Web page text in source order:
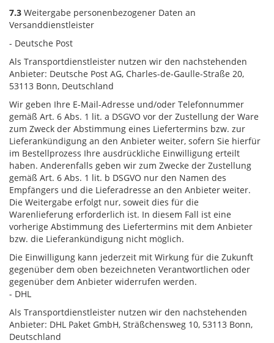
7.3 Weitergabe personenbezogener Daten an
Versanddienstleister
- Deutsche Post
Als Transportdienstleister nutzen wir den nachstehenden
Anbieter: Deutsche Post AG, Charles-de-Gaulle-Straße 20,
53113 Bonn, Deutschland
Wir geben Ihre E-Mail-Adresse und/oder Telefonnummer
gemäß Art. 6 Abs. 1 lit. a DSGVO vor der Zustellung der Ware
zum Zweck der Abstimmung eines Liefertermins bzw. zur
Lieferankündigung an den Anbieter weiter, sofern Sie hierfür
im Bestellprozess Ihre ausdrückliche Einwilligung erteilt
haben. Anderenfalls geben wir zum Zwecke der Zustellung
gemäß Art. 6 Abs. 1 lit. b DSGVO nur den Namen des
Empfängers und die Lieferadresse an den Anbieter weiter.
Die Weitergabe erfolgt nur, soweit dies für die
Warenlieferung erforderlich ist. In diesem Fall ist eine
vorherige Abstimmung des Liefertermins mit dem Anbieter
bzw. die Lieferankündigung nicht möglich.
Die Einwilligung kann jederzeit mit Wirkung für die Zukunft
gegenüber dem oben bezeichneten Verantwortlichen oder
gegenüber dem Anbieter widerrufen werden.
- DHL
Als Transportdienstleister nutzen wir den nachstehenden
Anbieter: DHL Paket GmbH, Sträßchensweg 10, 53113 Bonn,
Deutschland